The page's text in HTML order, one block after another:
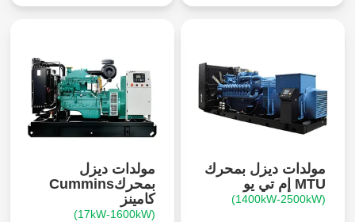
مولدات ديزل بمحرك
MTU إم تي يو
(1400kW-2500kW)
مولدات ديزل
بمحركCummins
كامينز
(17kW-1600kW)